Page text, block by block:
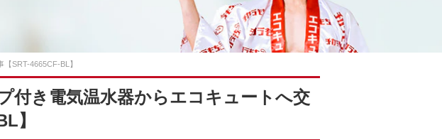
SRT-4665CF-BL】
付き電気温水器からエコキュートへ交
】